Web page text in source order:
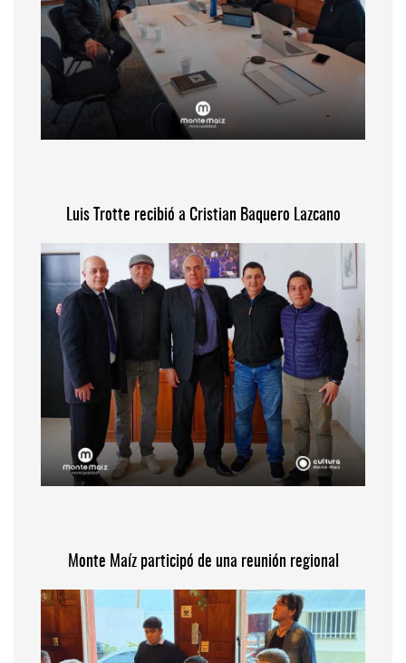
Luis Trotte recibió a Cristian Baquero Lazcano
Monte Maíz participó de una reunión regional